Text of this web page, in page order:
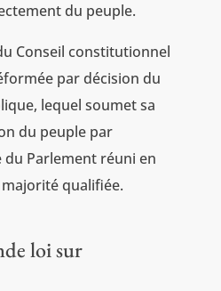
du peuple.
Conseil constitutionnel
par décision du
lequel soumet sa
du peuple par
Parlement réuni en
qualifiée.
loi sur